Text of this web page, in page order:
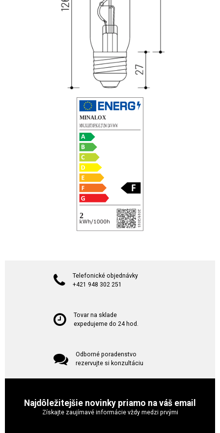
Telefonické objednávky
+421 948 302 251
Tovar na sklade
expedujeme do 24 hod.
Odborné poradenstvo
rezervujte si konzultáciu
Najdôležitejšie novinky priamo na váš email
Získajte zaujímavé informácie vždy medzi prvými